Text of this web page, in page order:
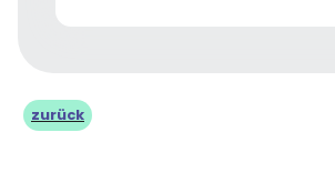
zurück